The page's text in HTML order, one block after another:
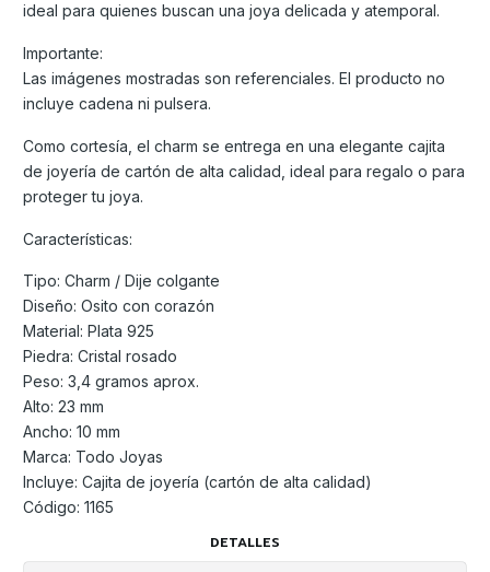
ideal para quienes buscan una joya delicada y atemporal.
Importante:
Las imágenes mostradas son referenciales. El producto no
incluye cadena ni pulsera.
Como cortesía, el charm se entrega en una elegante cajita
de joyería de cartón de alta calidad, ideal para regalo o para
proteger tu joya.
Características:
Tipo: Charm / Dije colgante
Diseño: Osito con corazón
Material: Plata 925
Piedra: Cristal rosado
Peso: 3,4 gramos aprox.
Alto: 23 mm
Ancho: 10 mm
Marca: Todo Joyas
Incluye: Cajita de joyería (cartón de alta calidad)
Código: 1165
DETALLES